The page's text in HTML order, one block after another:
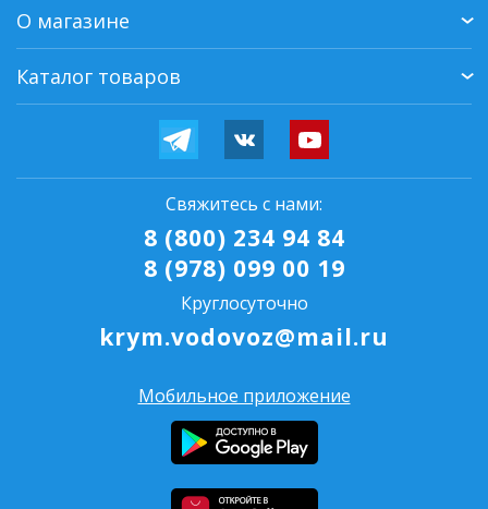
О магазине
Каталог товаров
Свяжитесь с нами:
8 (800) 234 94 84
8 (978) 099 00 19
Круглосуточно
krym.vodovoz@mail.ru
Мобильное приложение